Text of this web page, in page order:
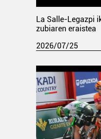
La Salle-Legazpi
zubiaren eraistea
2026/07/25